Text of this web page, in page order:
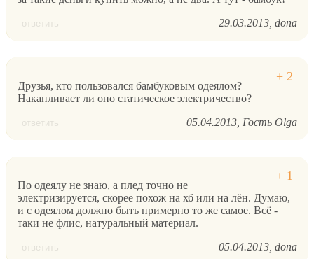
ответить 29.03.2013 dona
Друзья, кто пользовался бамбуковым одеялом?
Накапливает ли оно статическое электричество?
ответить 05.04.2013 Гость Olga
По одеялу не знаю, а плед точно не
электризируется, скорее похож на хб или на лён. Думаю,
и с одеялом должно быть примерно то же самое. Всё -
таки не флис, натуральный материал.
ответить 05.04.2013 dona